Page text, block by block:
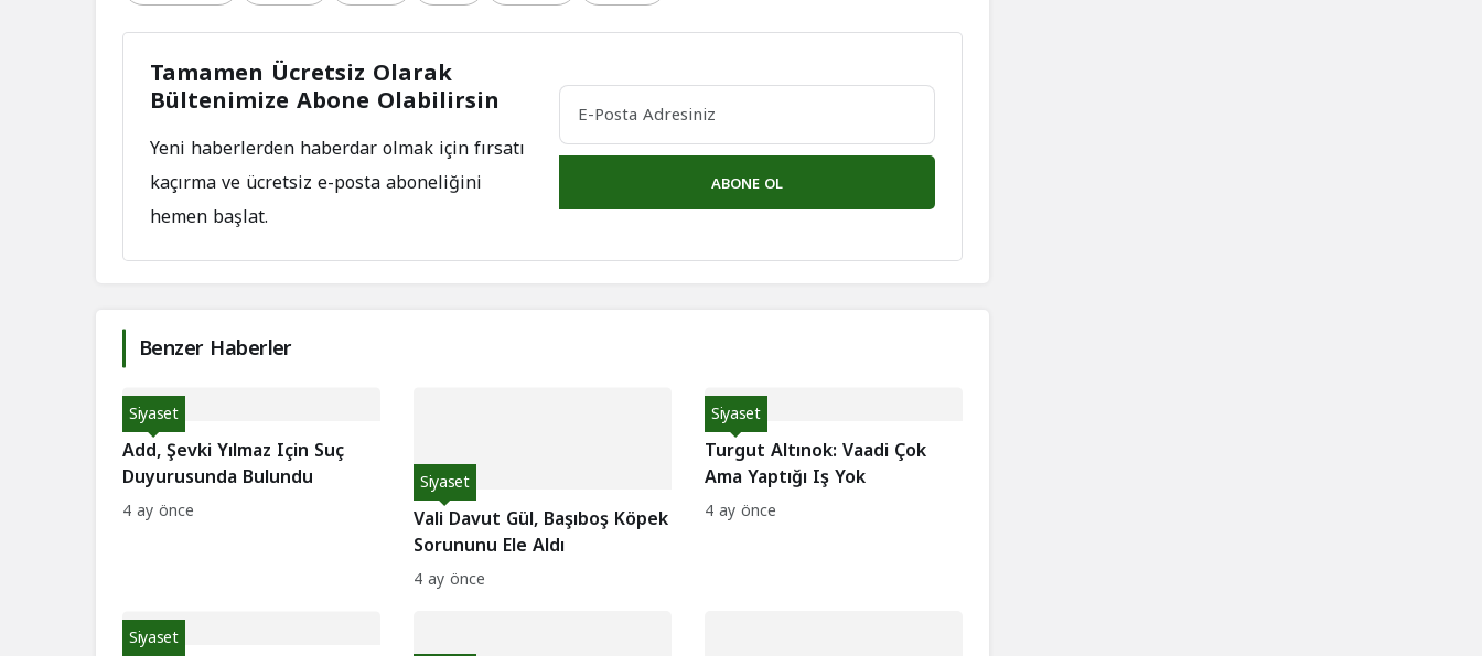
Tamamen Ücretsiz Olarak
Bültenimize Abone Olabilirsin
Yeni haberlerden haberdar olmak için fırsatı
kaçırma ve ücretsiz e-posta aboneliğini
hemen başlat.
ABONE OL
Benzer Haberler
Add, Şevki Yılmaz Için Suç
Duyurusunda Bulundu
Siyaset
4 ay önce Vali Davut Gül, Başıboş Köpek
Sorununu Ele Aldı
Siyaset
4 ay önce
Turgut Altınok: Vaadi Çok
Ama Yaptığı Iş Yok
Siyaset
4 ay önce
Siyaset